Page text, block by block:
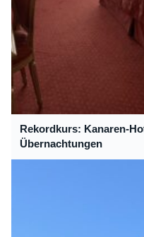
Rekordkurs: Kanaren-
Übernachtungen